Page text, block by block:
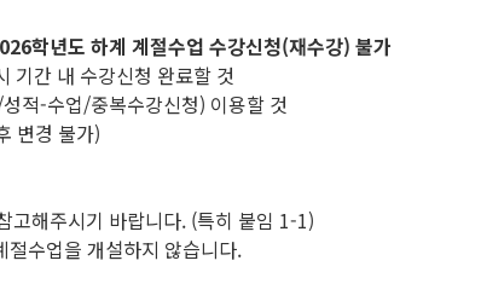
학년도 하계 계절수업 수강신청(재수강) 불가
기간 내 수강신청 완료할 것
적-수업/중복수강신청) 이용할 것
변경 불가)
해주시기 바랍니다. (특히 붙임 1-1)
수업을 개설하지 않습니다.